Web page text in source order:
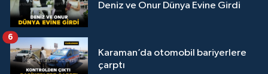
Deniz ve Onur Dünya Evine Girdi
Karaman’da otomobil bariyerlere
çarptı
6